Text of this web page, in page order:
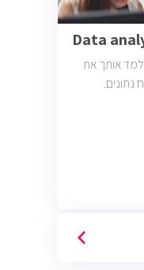
Data
אותך את
נתונים.